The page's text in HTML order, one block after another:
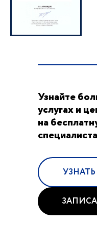
Узнайте
услугах и
на
специалиста